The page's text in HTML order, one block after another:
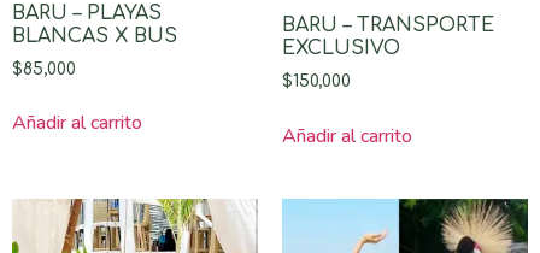
BARU – PLAYAS
BLANCAS X BUS
$85,000
Añadir al carrito
BARU – TRANSPORTE
EXCLUSIVO
$150,000
Añadir al carrito